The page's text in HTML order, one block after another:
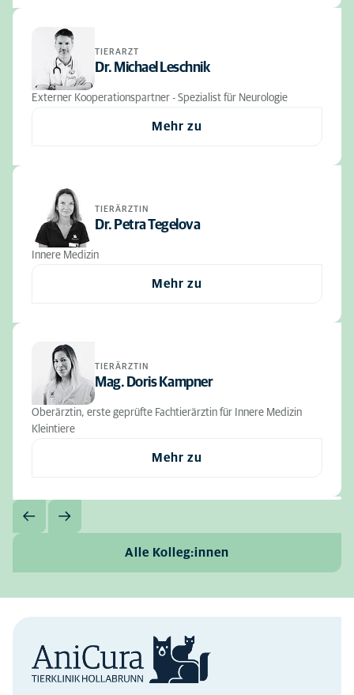
TIERARZT
Dr. Michael Leschnik
Externer Kooperationspartner - Spezialist für Neurologie
Mehr zu
TIERÄRZTIN
Dr. Petra Tegelova
Innere Medizin
Mehr zu
TIERÄRZTIN
Mag. Doris Kampner
Oberärztin, erste geprüfte Fachtierärztin für Innere Medizin
Kleintiere
Mehr zu
Alle Kolleg:innen